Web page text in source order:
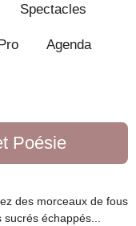
Spectacles
Agenda
Poésie
des morceaux de fous
sucrés échappés...